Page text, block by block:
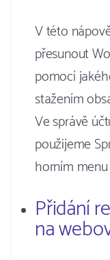
V této
přesunout
pomocí
stažením
Ve správě
použijeme
horním
Přidání
na